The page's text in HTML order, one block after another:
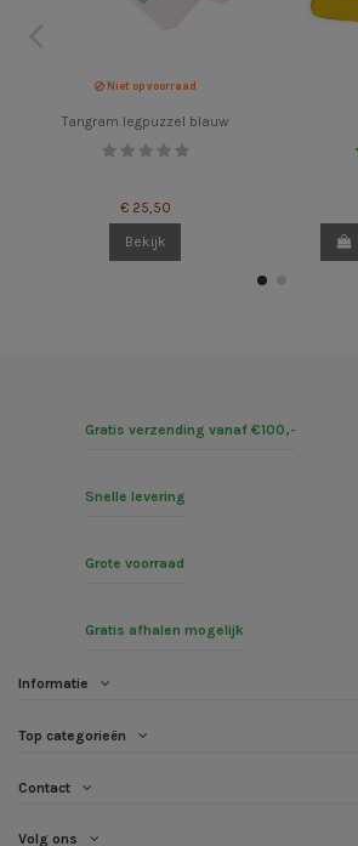
Niet op voorraad
Tangram legpuzzel blauw
€ 25,50
Bekijk
Gratis verzending vanaf €100,-
Snelle levering
Grote voorraad
Gratis afhalen mogelijk
Informatie
Top categorieën
Contact
Volg ons